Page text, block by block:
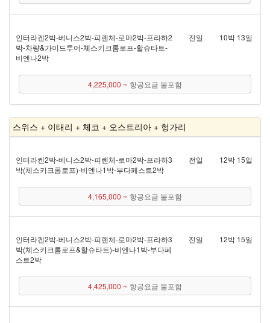
인터라켄 2박 - 베니스 2박 - 피렌체 - 로마 2박 - 프라하 2
박 - 차량&가이드투어 - 체스키크롬로프 - 할슈타트 -
비엔나 2박
전일 10박 13일
4,225,000 ~ 항공요금 불포함
스위스 + 이태리 + 체코 + 오스트리아 + 헝가리
인터라켄 2박 - 베니스 2박 - 피렌체 - 로마 2박 - 프라하 3
박(체스키크롬로프) - 비엔나 1박 - 부다페스트 2박
전일 12박 15일
4,165,000 ~ 항공요금 불포함
인터라켄 2박 - 베니스 2박 - 피렌체 - 로마 2박 - 프라하 3
박(체스키크롬로프&할슈타트) - 비엔나 1박 - 부다페
스트 2박
전일 12박 15일
4,425,000 ~ 항공요금 불포함